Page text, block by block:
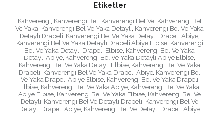
Etiketler
Kahverengi Kahverengi Bel Kahverengi Bel Ve, Kahverengi Bel
Ve Yaka Kahverengi Bel Ve Yaka Detaylı Kahverengi Bel Ve Yaka
Detaylı Drapeli Kahverengi Bel Ve Yaka Detaylı Drapeli Abiye
Kahverengi Bel Ve Yaka Detaylı Drapeli Abiye Elbise, Kahverengi
Bel Ve Yaka Detaylı Drapeli Elbise Kahverengi Bel Ve Yaka
Detaylı Abiye Kahverengi Bel Ve Yaka Detaylı Abiye Elbise
Kahverengi Bel Ve Yaka Detaylı Elbise Kahverengi Bel Ve Yaka
Drapeli Kahverengi Bel Ve Yaka Drapeli Abiye Kahverengi Bel
Ve Yaka Drapeli Abiye Elbise Kahverengi Bel Ve Yaka Drapeli
Elbise, Kahverengi Bel Ve Yaka Abiye, Kahverengi Bel Ve Yaka
Abiye Elbise Kahverengi Bel Ve Yaka Elbise Kahverengi Bel Ve
Detaylı Kahverengi Bel Ve Detaylı Drapeli Kahverengi Bel Ve
Detaylı Drapeli Abiye Kahverengi Bel Ve Detaylı Drapeli Abiye